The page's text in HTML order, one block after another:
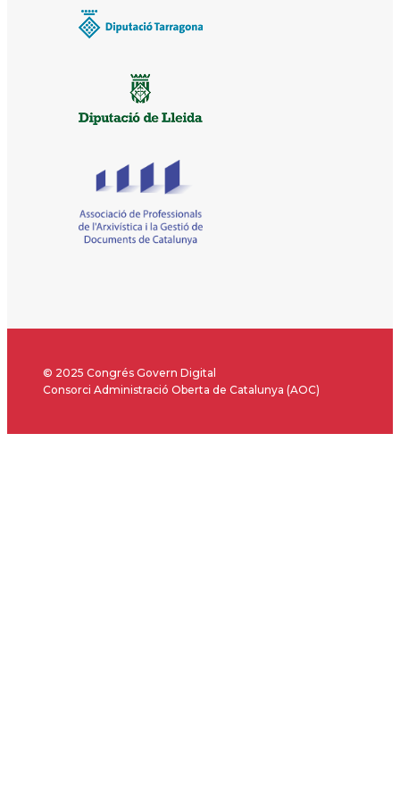
© 2025 Congrés Govern Digital
Consorci Administració Oberta de Catalunya (AOC)